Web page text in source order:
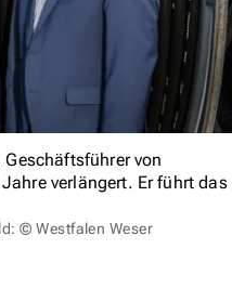
von
verlängert. Er führt das
© Westfalen Weser